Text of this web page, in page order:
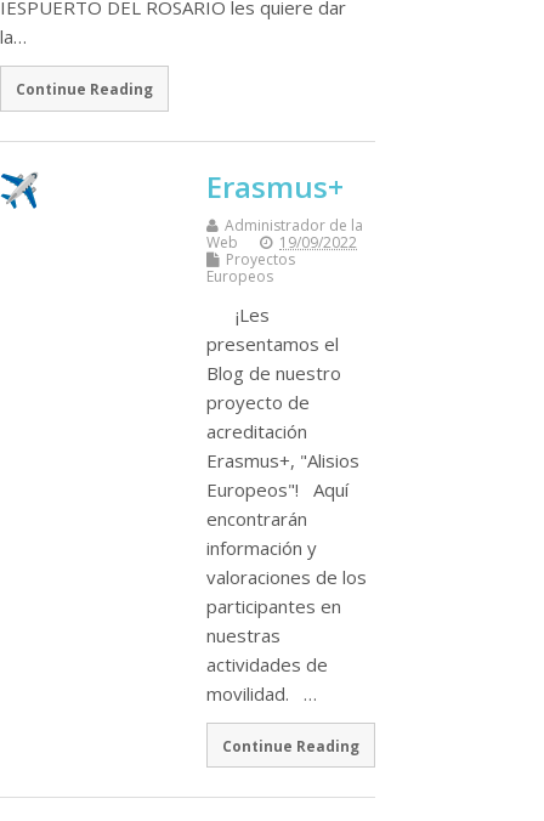
IESPUERTO DEL ROSARIO les quiere dar
la…
Continue Reading
Erasmus+
Administrador de la
Web
19/09/2022
Proyectos
Europeos
¡Les
presentamos el
Blog de nuestro
proyecto de
acreditación
Erasmus+, "Alisios
Europeos"! Aquí
encontrarán
información y
valoraciones de los
participantes en
nuestras
actividades de
movilidad. …
Continue Reading